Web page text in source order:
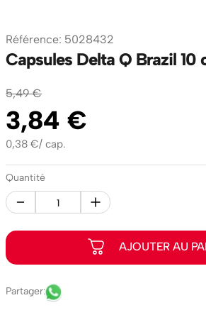
Référence: 5028432
Capsules Delta Q Brazil 10
5,49 €
3,84 €
0,38 €/ cap.
Quantité